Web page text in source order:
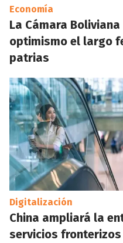
Economía
La Cámara
optimismo el largo
patrias
Digitalización
China ampliará la
servicios